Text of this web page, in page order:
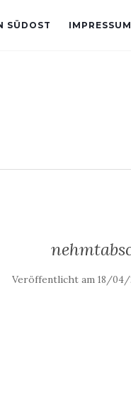
SÜDOST IMPRESSUM
Veröffentlicht am 18/04/